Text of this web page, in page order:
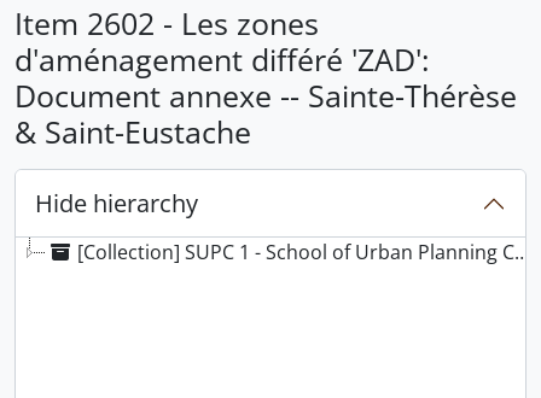
Item 2602 - Les zones
d'aménagement différé 'ZAD':
Document annexe -- Sainte-Thérèse
& Saint-Eustache
Hide hierarchy
[Collection] SUPC 1 - School of Urban Planning Collection